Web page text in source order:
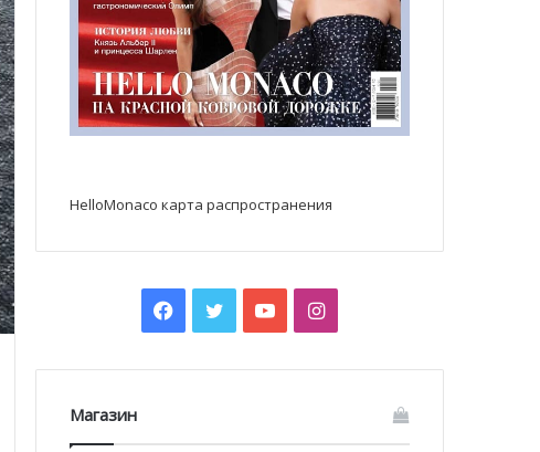
HelloMonaco карта распространения
Facebook
TwitterYouTubeInstagram
Магазин